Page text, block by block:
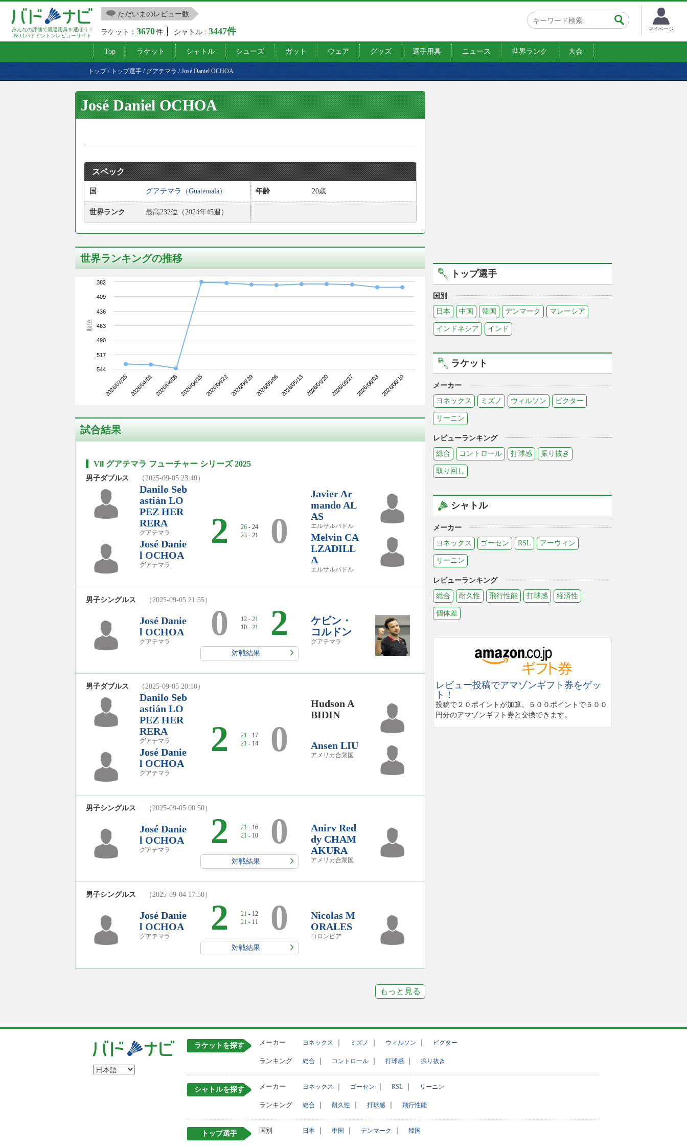
みんなの評価で最適用具を選ぼう！
NO.1バドミントンレビューサイト
ただいまのレビュー数
ラケット：3670件 シャトル :3447件 マイページ
Top ラケット シャトル シューズ ガット ウェア グッズ 選手用具 ニュース 世界ランク 大会
トップ/ トップ選手 / グアテマラ /José Daniel OCHOA
José Daniel OCHOA
スペック
国 グアテマラ（Guatemala） 年齢 20歳
世界ランク 最高232位（2024年45週）
世界ランキングの推移
順位
2026/03/25 2026/04/01 2026/04/08 2026/04/15 2026/04/22 2026/04/29 2026/05/06 2026/05/13 2026/05/20 2026/05/27 2026/06/03 2026/06/10
382
409
436
463
490
517
544
試合結果
Vll グアテマラ フューチャー シリーズ 2025
男子ダブルス （2025-09-05 23:40）
Danilo Seb
astián LO
PEZ HER
RERA
グアテマラ
José Danie
l OCHOA
グアテマラ
2 26 - 24
23 - 21 0
Javier Ar
mando AL
AS
エルサルバドル
Melvin CA
LZADILL
A
エルサルバドル
男子シングルス （2025-09-05 21:55）
José Danie
l OCHOA
グアテマラ 0 12 - 21
10 - 21 2
対戦結果
ケビン・
コルドン
グアテマラ
男子ダブルス （2025-09-05 20:10）
Danilo Seb
astián LO
PEZ HER
RERA
グアテマラ
José Danie
l OCHOA
グアテマラ
2 21 - 17
21 - 14 0
Hudson A
BIDIN
Ansen LIU
アメリカ合衆国
男子シングルス （2025-09-05 00:50）
José Danie
l OCHOA
グアテマラ 2 21 - 16
21 - 10 0
対戦結果
Anirv Red
dy CHAM
AKURA
アメリカ合衆国
男子シングルス （2025-09-04 17:50）
José Danie
l OCHOA
グアテマラ 2 21 - 12
21 - 11 0
対戦結果
Nicolas M
ORALES
コロンビア
もっと見る
トップ選手
国別
日本
中国 韓国 デンマーク マレーシア
インドネシア インド
ラケット
メーカー
ヨネックス
ミズノ ウィルソン ビクター
リーニン
レビューランキング
総合
コントロール 打球感 振り抜き
取り回し
シャトル
メーカー
ヨネックス
ゴーセン RSL アーウィン
リーニン
レビューランキング
総合
耐久性 飛行性能 打球感 経済性
個体差
レビュー投稿でアマゾンギフト券をゲッ
ト！
投稿で２０ポイントが加算。５００ポイントで５００
円分のアマゾンギフト券と交換できます。
ラケットを探す メーカー ヨネックス ｜ ミズノ ｜ ウィルソン ｜ ビクター
ランキング 総合 ｜ コントロール ｜ 打球感 ｜ 振り抜き
シャトルを探す メーカー ヨネックス ｜ ゴーセン ｜ RSL ｜ リーニン
ランキング 総合 ｜ 耐久性 ｜ 打球感 ｜ 飛行性能
トップ選手 国別 日本 ｜ 中国 ｜ デンマーク ｜ 韓国